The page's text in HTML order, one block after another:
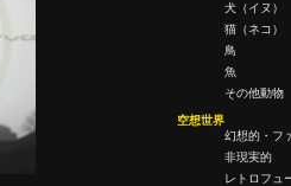
犬（イヌ）
猫（ネコ）
鳥
魚
その他動物
空想世界
幻想的・フ
非現実的
レトロフュ